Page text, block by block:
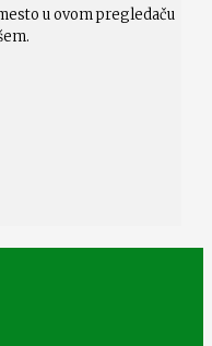
u ovom pregledaču